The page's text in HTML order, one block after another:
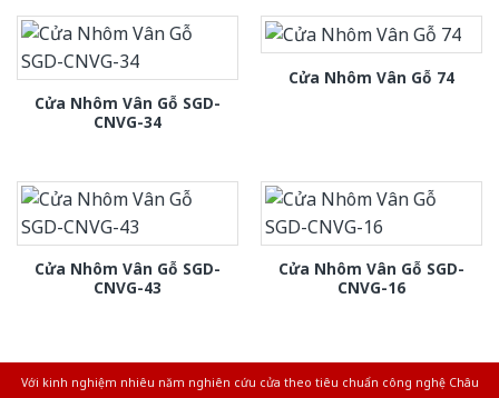
Cửa Nhôm Vân Gỗ SGD-
CNVG-34
Cửa Nhôm Vân Gỗ 74
Cửa Nhôm Vân Gỗ SGD-
CNVG-43
Cửa Nhôm Vân Gỗ SGD-
CNVG-16
Với kinh nghiệm nhiêu năm nghiên cứu cửa theo tiêu chuẩn công nghệ Châu